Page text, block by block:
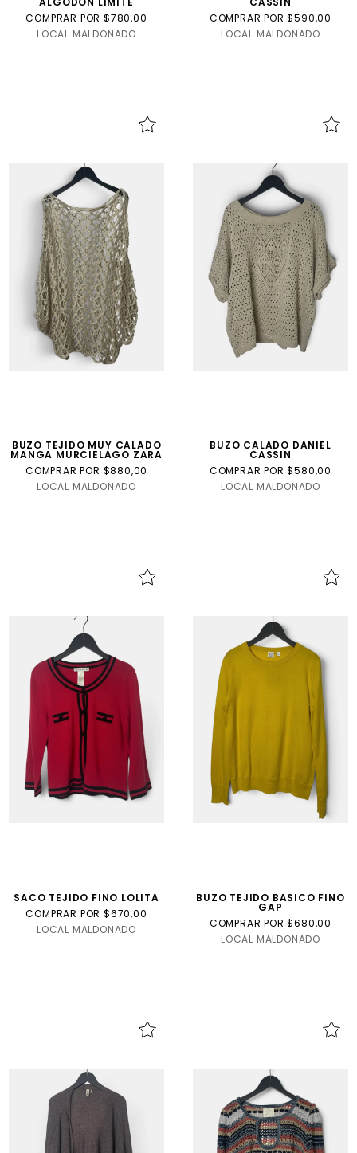
COMPRAR POR $780,00
LOCAL MALDONADO
COMPRAR POR $590,00
LOCAL MALDONADO
BUZO TEJIDO MUY CALADO
MANGA MURCIELAGO ZARA
COMPRAR POR $880,00
LOCAL MALDONADO
BUZO CALADO DANIEL
CASSIN
COMPRAR POR $580,00
LOCAL MALDONADO
SACO TEJIDO FINO LOLITA
COMPRAR POR $670,00
LOCAL MALDONADO
BUZO TEJIDO BASICO FINO
GAP
COMPRAR POR $680,00
LOCAL MALDONADO